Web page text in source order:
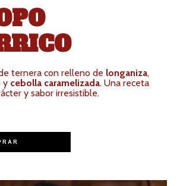
ternera con relleno de longaniza,
y cebolla caramelizada. Una receta
y sabor irresistible.